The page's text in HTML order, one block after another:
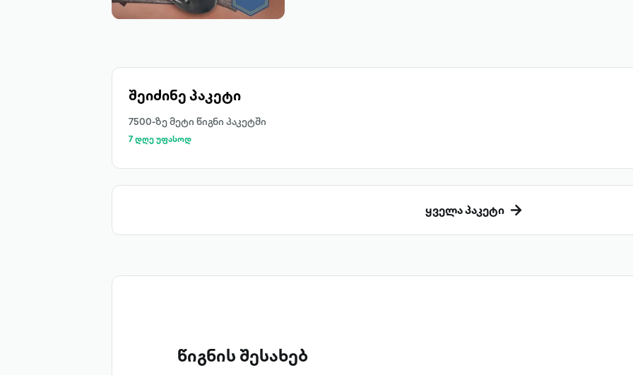
შეიძინე პაკეტი
7500-ზე მეტი წიგნი პაკეტში
7 დღე უფასოდ
ყველა პაკეტი
წიგნის შესახებ